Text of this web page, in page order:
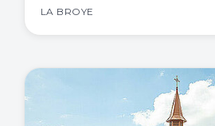
LA BROYE